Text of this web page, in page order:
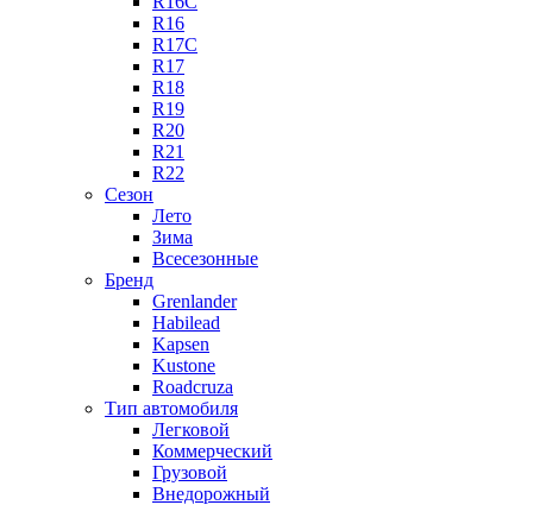
R16
R17C
R17
R18
R19
R20
R21
R22
Сезон
Лето
Зима
Всесезонные
Бренд
Grenlander
Habilead
Kapsen
Kustone
Roadcruza
Тип автомобиля
Легковой
Коммерческий
Грузовой
Внедорожный